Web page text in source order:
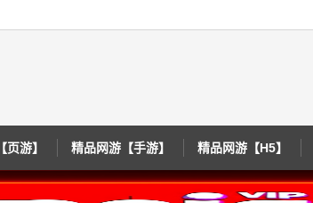
游】 精品网游【手游】 精品网游【H5】